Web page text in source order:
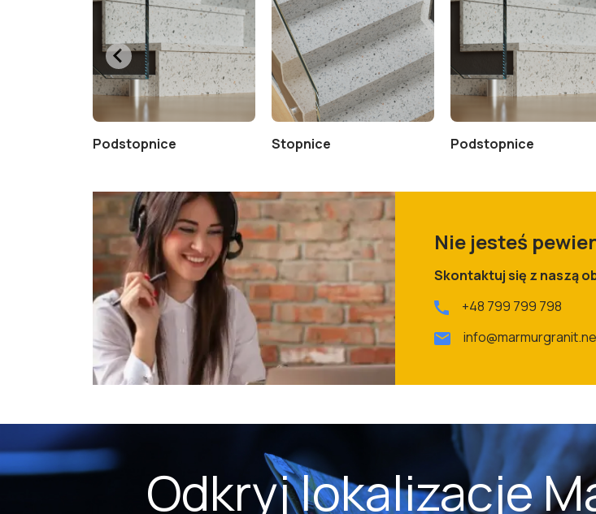
Podstopnice Stopnice Podstopnice
Nie jesteś
Skontaktuj się z naszą
+48 799 799 798
Odkryj lokalizacje